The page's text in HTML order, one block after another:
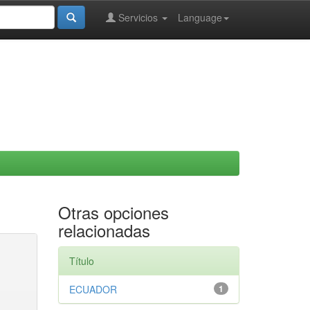
Language
Servicios
Otras opciones
relacionadas
Título
1
ECUADOR